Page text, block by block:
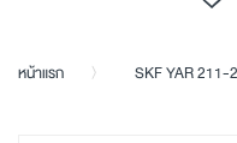
หน้าแรก SKF YAR 211-